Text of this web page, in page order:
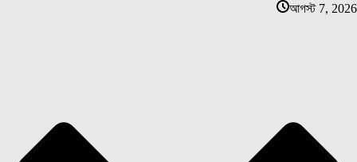
আগস্ট 7, 2026